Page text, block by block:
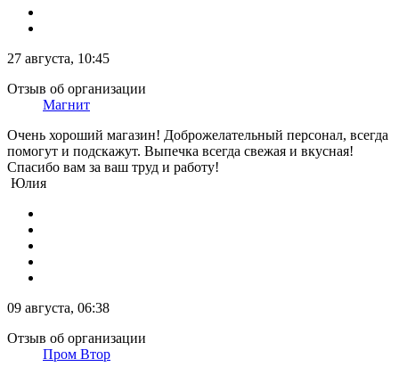
27 августа, 10:45
Отзыв об организации
Магнит
Очень хороший магазин! Доброжелательный персонал, всегда
помогут и подскажут. Выпечка всегда свежая и вкусная!
Спасибо вам за ваш труд и работу!
Юлия
09 августа, 06:38
Отзыв об организации
Пром Втор